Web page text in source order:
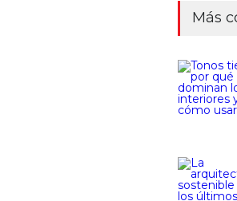
Más